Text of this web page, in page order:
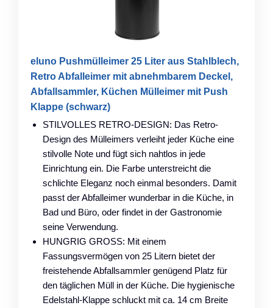
eluno Pushmülleimer 25 Liter aus Stahlblech,
Retro Abfalleimer mit abnehmbarem Deckel,
Abfallsammler, Küchen Mülleimer mit Push
Klappe (schwarz)
STILVOLLES RETRO-DESIGN: Das Retro-
Design des Mülleimers verleiht jeder Küche eine
stilvolle Note und fügt sich nahtlos in jede
Einrichtung ein. Die Farbe unterstreicht die
schlichte Eleganz noch einmal besonders. Damit
passt der Abfalleimer wunderbar in die Küche, in
Bad und Büro, oder findet in der Gastronomie
seine Verwendung.
HUNGRIG GROSS: Mit einem
Fassungsvermögen von 25 Litern bietet der
freistehende Abfallsammler genügend Platz für
den täglichen Müll in der Küche. Die hygienische
Edelstahl-Klappe schluckt mit ca. 14 cm Breite